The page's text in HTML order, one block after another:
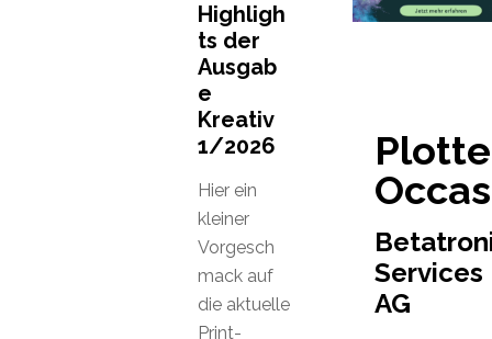
Services
AG
Highligh
ts der
Ausgab
e
Kreativ
1/2026
Hier ein
kleiner
Vorgesch
mack auf
die aktuelle
Print-